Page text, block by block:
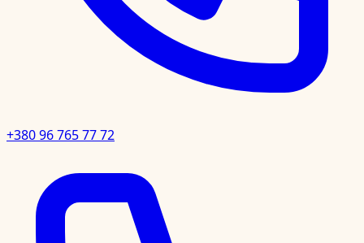
+380 96 765 77 72